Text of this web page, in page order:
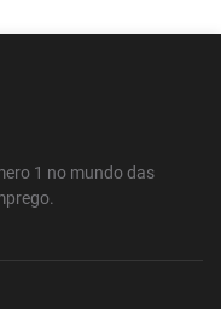
1 no mundo das